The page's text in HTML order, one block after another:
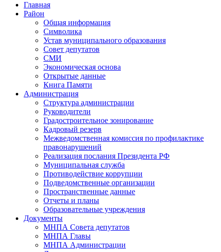
Главная
Район
Общая информация
Символика
Устав муниципального образования
Совет депутатов
СМИ
Экономическая основа
Открытые данные
Книга Памяти
Администрация
Структура администрации
Руководители
Градостроительное зонирование
Кадровый резерв
Межведомственная комиссия по профилактике
правонарушений
Реализация послания Президента РФ
Муниципальная служба
Противодействие коррупции
Подведомственные организации
Пространственные данные
Отчеты и планы
Образовательные учреждения
Документы
МНПА Совета депутатов
МНПА Главы
МНПА Администрации